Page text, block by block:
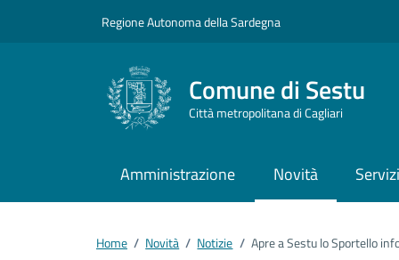
Regione Autonoma della Sardegna
Comune di Sestu
Città metropolitana di Cagliari
Amministrazione Novità
Home / Novità / Notizie / Apre a Sestu lo Sportello